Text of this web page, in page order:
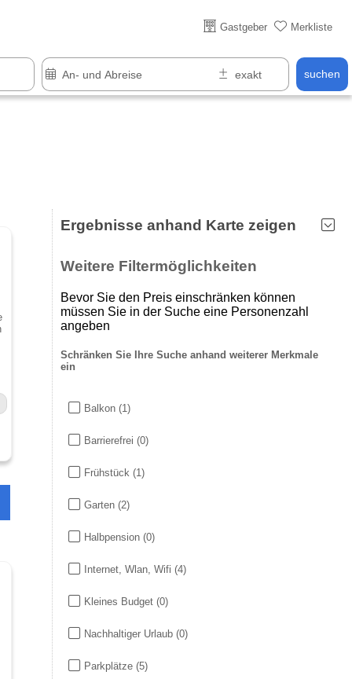
Gastgeber Merkliste
suchen
Über 25 Jahre online
Ergebnisse anhand Karte zeigen
Weitere Filtermöglichkeiten
Bevor Sie den Preis einschränken können
müssen Sie in der Suche eine Personenzahl
angeben
Schränken Sie Ihre Suche anhand weiterer Merkmale
ein
Balkon (1)
Barrierefrei (0)
Frühstück (1)
Garten (2)
Halbpension (0)
Internet, Wlan, Wifi (4)
Kleines Budget (0)
Nachhaltiger Urlaub (0)
Parkplätze (5)